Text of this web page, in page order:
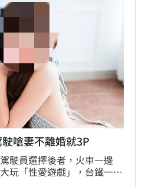
嗆妻不離婚就3P
駛員選擇後者，火車一邊
玩「性愛遊戲」，台鐵一名